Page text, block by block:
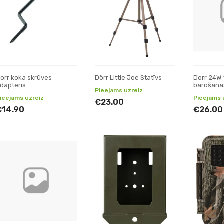
koka skrūves
uzreiz
Dörr Little Joe Statīvs
Pieejams uzreiz
€23.00
Dorr 24W
Pieejams
€26.00